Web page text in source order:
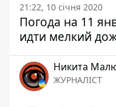
21:22, 10 січня 2020
Погода на 11
идти мелкий
Никита
ЖУРНАЛІСТ